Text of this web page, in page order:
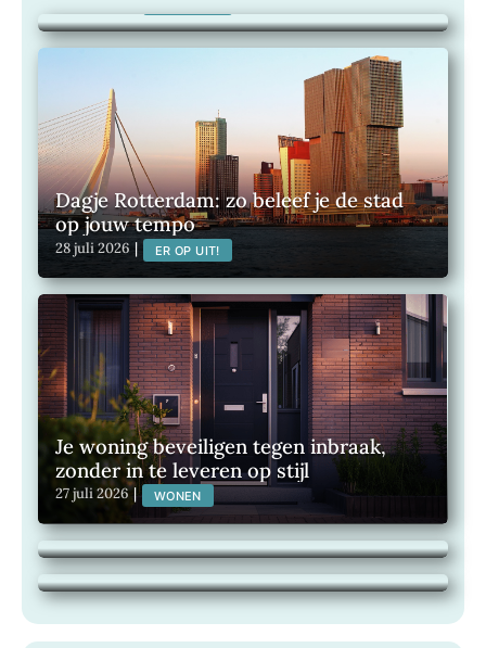
Dagje Rotterdam: zo beleef je de stad
op jouw tempo
28 juli 2026 | ER OP UIT!
Je woning beveiligen tegen inbraak,
zonder in te leveren op stijl
27 juli 2026 | WONEN
Wat je hardloopschoenen zeggen over
jouw actieve levensstijl
24 juli 2026 | BLOG
Maak van je buitenruimte een plek om
het hele jaar van te genieten
21 juli 2026 | TUINEN, WONEN,